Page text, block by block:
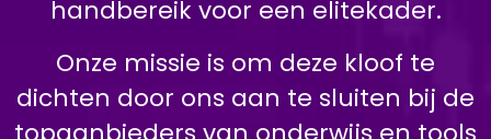
handbereik voor een elitekader.
Onze missie is om deze kloof te
dichten door ons aan te sluiten bij de